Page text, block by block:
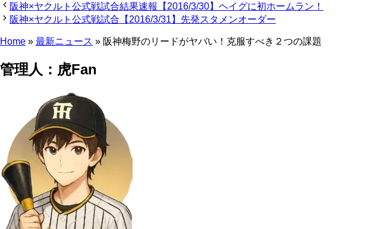
阪神×ヤクルト公式戦試合結果速報【2016/3/30】ヘイグに初ホームラン！
阪神×ヤクルト公式戦試合【2016/3/31】先発スタメンオーダー
Home » 最新ニュース » 阪神梅野のリードがヤバい！克服すべき２つの課題
管理人：虎Fan